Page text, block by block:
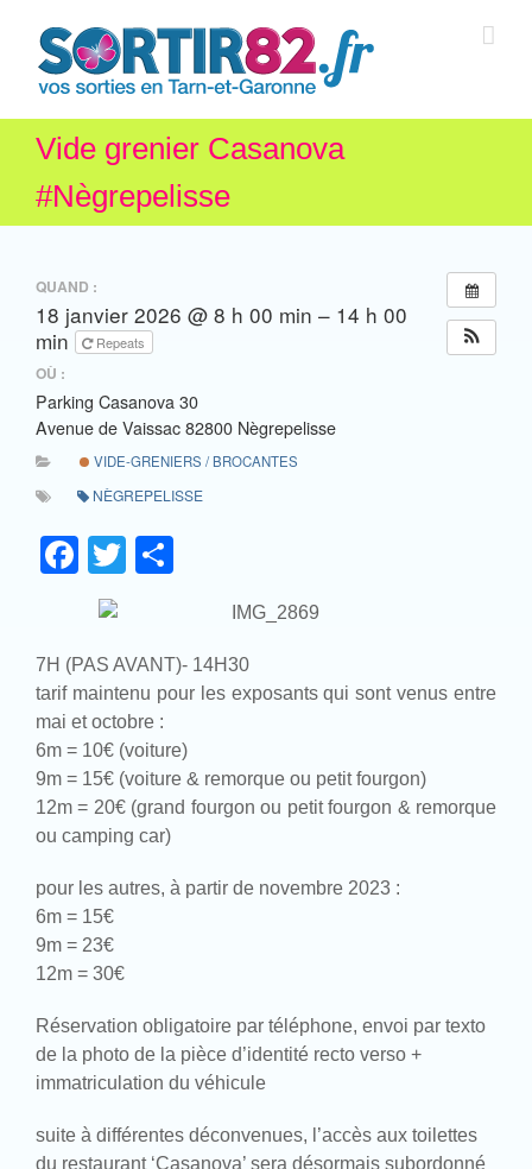
Vide grenier Casanova
#Nègrepelisse
QUAND :
18 janvier 2026 @ 8 h 00 min – 14 h 00
min
Repeats
OÙ :
Parking Casanova 30
Avenue de Vaissac 82800 Nègrepelisse
VIDE-GRENIERS / BROCANTES
NÈGREPELISSE
Facebook
Twitter
7H (PAS AVANT)- 14H30
tarif maintenu pour les exposants qui sont venus entre
mai et octobre :
6m = 10€ (voiture)
9m = 15€ (voiture & remorque ou petit fourgon)
12m = 20€ (grand fourgon ou petit fourgon & remorque
ou camping car)
pour les autres, à partir de novembre 2023 :
6m = 15€
9m = 23€
12m = 30€
Réservation obligatoire par téléphone, envoi par texto
de la photo de la pièce d’identité recto verso +
immatriculation du véhicule
suite à différentes déconvenues, l’accès aux toilettes
du restaurant ‘Casanova’ sera désormais subordonné